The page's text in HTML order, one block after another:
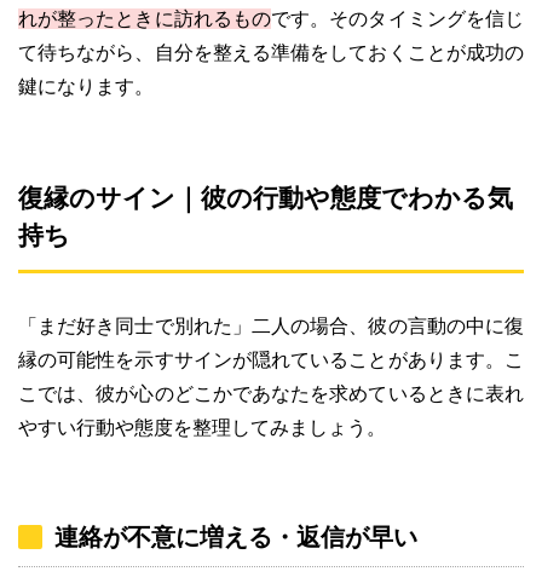
れが整ったときに訪れるものです。そのタイミングを信じ
て待ちながら、自分を整える準備をしておくことが成功の
鍵になります。
復縁のサイン｜彼の行動や態度でわかる気
持ち
「まだ好き同士で別れた」二人の場合、彼の言動の中に復
縁の可能性を示すサインが隠れていることがあります。こ
こでは、彼が心のどこかであなたを求めているときに表れ
やすい行動や態度を整理してみましょう。
連絡が不意に増える・返信が早い